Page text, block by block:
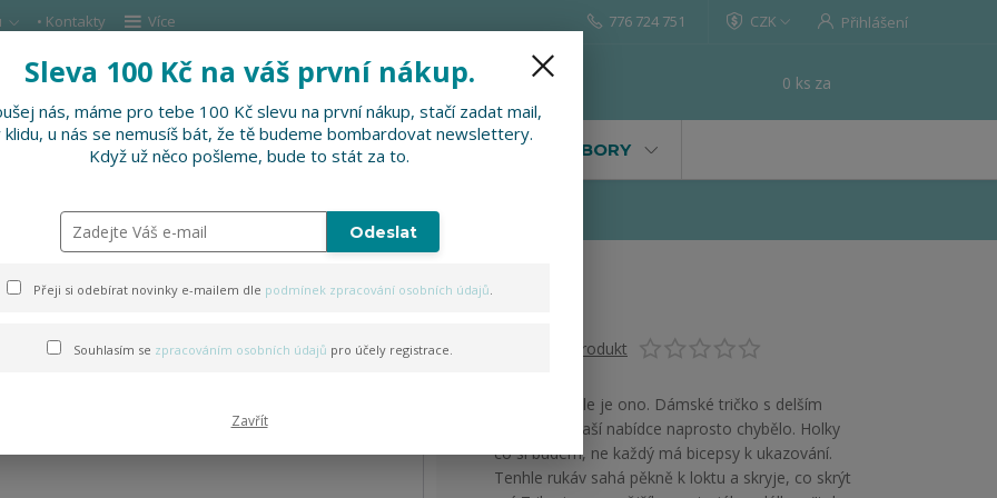
• Kontakty Více CZK Přihlášení
Hledat
776 724 751
0 ks za
DOPLŇKY SLEVNĚNO PRO FIRMY, FESTIVALY, SOUBORY
- folklor hrdě
Ohodnotit produkt
Jojo, tak tohle je ono. Dámské tričko s delším
rukávem v naší nabídce naprosto chybělo. Holky
co si budem, ne každý má bicepsy k ukazování.
Tenhle rukáv sahá pěkně k loktu a skryje, co skrýt
Sleva 100 Kč na váš první nákup.
nás, máme pro tebe 100 Kč slevu na první nákup, stačí zadat mail,
klidu, u nás se nemusíš bát, že tě budeme bombardovat newslettery.
Když už něco pošleme, bude to stát za to.
Odeslat
Přeji si odebírat novinky e-mailem dle podmínek zpracování osobních údajů.
Souhlasím se zpracováním osobních údajů pro účely registrace.
Zavřít